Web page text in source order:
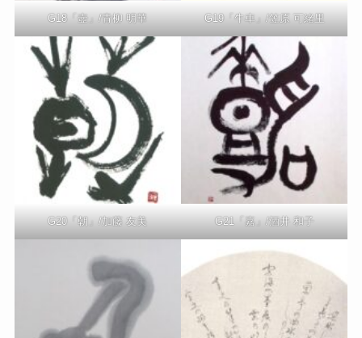
G18「壺」/青柳 明華 G19「牛車」/笠原 可緒里
G20「朝」/加藤 友美 G21「嘉」/酒井 和子